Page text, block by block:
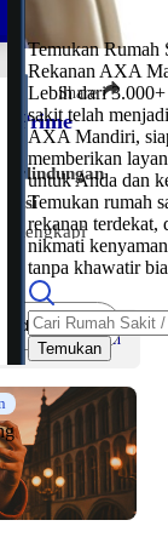
Share
- Prime
perlindungan
. Dilengkapi
risiko,
Bonus
.
10.000 per
Rp100 juta/Tahun
Bandingkan
Temukan Rumah
Rekanan AXA
Lebih dari
sakit telah
AXA Mandiri,
memberikan
untuk Anda dan
Temukan rumah
rekanan terdekat,
nikmati
tanpa khawatir
Temukan